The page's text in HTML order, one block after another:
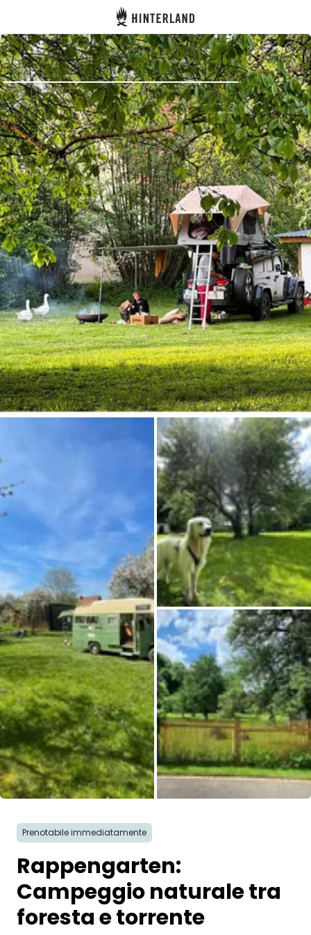
Hinterland
Accedi
Registro
Diventare Host
Piazzole
Alloggi
Pianificazione viaggio
Chiedi a Howdy
Ispirazione fotografica
Suggerimenti e ispirazione
Chi siamo
Negozio
Contatti
Select language
Prenotabile immediatamente
Rappengarten:
Campeggio naturale tra
foresta e torrente